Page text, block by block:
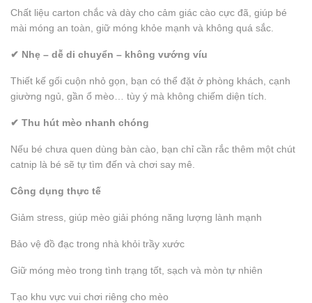
Chất liệu carton chắc và dày cho cảm giác cào cực đã, giúp bé
mài móng an toàn, giữ móng khỏe mạnh và không quá sắc.
✔ Nhẹ – dễ di chuyển – không vướng víu
Thiết kế gối cuộn nhỏ gọn, bạn có thể đặt ở phòng khách, cạnh
giường ngủ, gần ổ mèo… tùy ý mà không chiếm diện tích.
✔ Thu hút mèo nhanh chóng
Nếu bé chưa quen dùng bàn cào, bạn chỉ cần rắc thêm một chút
catnip là bé sẽ tự tìm đến và chơi say mê.
Công dụng thực tế
Giảm stress, giúp mèo giải phóng năng lượng lành mạnh
Bảo vệ đồ đạc trong nhà khỏi trầy xước
Giữ móng mèo trong tình trạng tốt, sạch và mòn tự nhiên
Tạo khu vực vui chơi riêng cho mèo